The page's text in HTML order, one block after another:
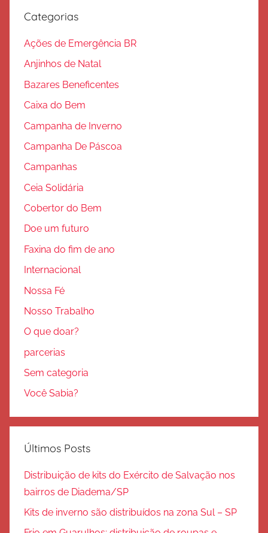
Categorias
Ações de Emergência BR
Anjinhos de Natal
Bazares Beneficentes
Caixa do Bem
Campanha de Inverno
Campanha De Páscoa
Campanhas
Ceia Solidária
Cobertor do Bem
Doe um futuro
Faxina do fim de ano
Internacional
Nossa Fé
Nosso Trabalho
O que doar?
parcerias
Sem categoria
Você Sabia?
Últimos Posts
Distribuição de kits do Exército de Salvação nos
bairros de Diadema/SP
Kits de inverno são distribuídos na zona Sul – SP